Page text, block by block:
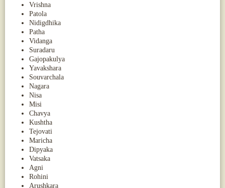
Vrishna
Patola
Nidigdhika
Patha
Vidanga
Suradaru
Gajopakulya
Yavakshara
Souvarchala
Nagara
Nisa
Misi
Chavya
Kushtha
Tejovati
Maricha
Dipyaka
Vatsaka
Agni
Rohini
Arushkara